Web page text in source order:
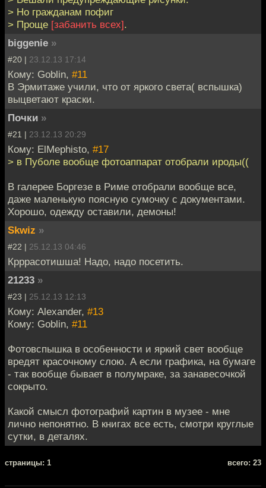
> Но гражданам пофиг
> Проще [забанить всех].
biggenie »
#20 | 23.12.13 17:14
Кому: Goblin, #11
В Эрмитаже учили, что от яркого света( вспышка)
выцветают краски.
Почки »
#21 | 23.12.13 20:29
Кому: ElMephisto, #17
> в Пуболе вообще фотоаппарат отобрали ироды((
В галерее Боргезе в Риме отобрали вообще все,
даже маленькую поясную сумочку с документами.
Хорошо, одежду оставили, демоны!
Skwiz »
#22 | 25.12.13 04:46
Крррасотишша! Надо, надо посетить.
21233 »
#23 | 25.12.13 12:13
Кому: Alexander, #13
Кому: Goblin, #11
Фотовспышка в особенности и яркий свет вообще
вредят красочному слою. А если графика, на бумаге
- так вообще бывает в полумраке, за занавесочкой
сокрыто.
Какой смысл фотографий картин в музее - мне
лично непонятно. В книгах все есть, смотри круглые
сутки, в деталях.
cтраницы: 1 всего: 23